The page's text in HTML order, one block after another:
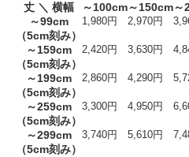
丈 ＼ 横幅
～100cm～150cm～
～99cm
（5cm刻み）
1,980円 2,970円
～159cm
（5cm刻み）
2,420円 3,630円
～199cm
（5cm刻み）
2,860円 4,290円
～259cm
（5cm刻み）
3,300円 4,950円
～299cm
（5cm刻み）
3,740円 5,610円